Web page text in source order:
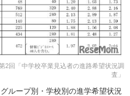
2回「中学校卒業見込者の進路希望状況調
査」
ループ別・学校別の進学希望状況